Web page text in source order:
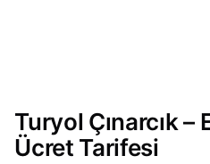
Turyol Çınarcık
Ücret Tarifesi